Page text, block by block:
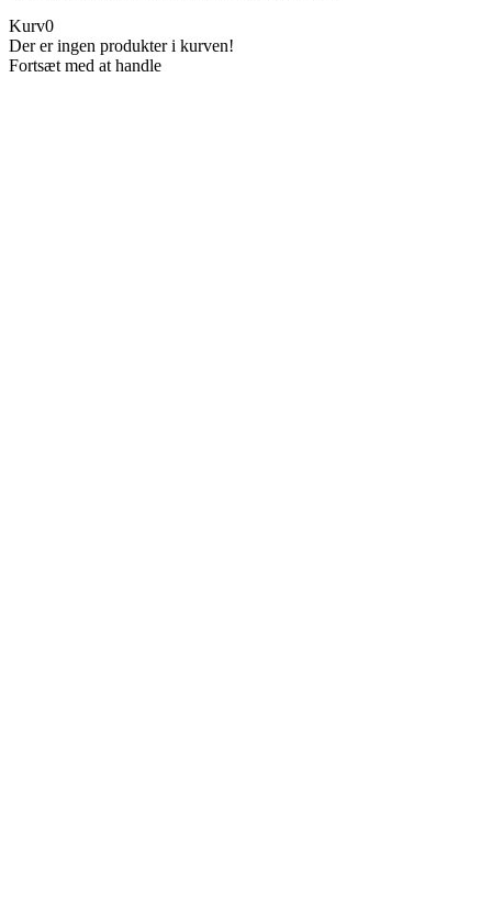
Kurv0
Der er ingen produkter i kurven!
Fortsæt med at handle